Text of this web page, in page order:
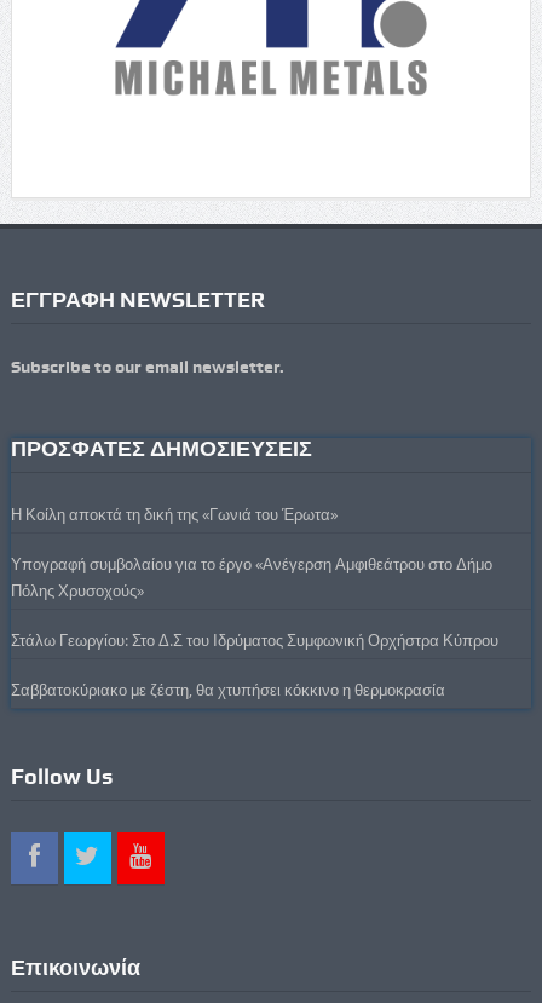
ΕΓΓΡΑΦΗ NEWSLETTER
Subscribe to our email newsletter.
ΠΡΟΣΦΑΤΕΣ ΔΗΜΟΣΙΕΥΣΕΙΣ
Η Κοίλη αποκτά τη δική της «Γωνιά του Έρωτα»
Υπογραφή συμβολαίου για το έργο «Ανέγερση Αμφιθεάτρου στο Δήμο
Πόλης Χρυσοχούς»
Στάλω Γεωργίου: Στο Δ.Σ του Ιδρύματος Συμφωνική Ορχήστρα Κύπρου
Σαββατοκύριακο με ζέστη, θα χτυπήσει κόκκινο η θερμοκρασία
Follow Us
Επικοινωνία